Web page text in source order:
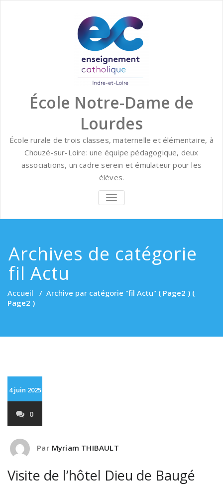
École Notre-Dame de
Lourdes
École rurale de trois classes, maternelle et élémentaire, à
Chouzé-sur-Loire: une équipe pédagogique, deux
associations, un cadre serein et émulateur pour les
élèves.
BASCULER
LA
Archives de catégorie
fil Actu
Accueil / Archive par catégorie "fil Actu" ( Page2 ) (
Page2 )
4 juin 2025
0
Par Myriam THIBAULT
Visite de l’hôtel Dieu de Baugé